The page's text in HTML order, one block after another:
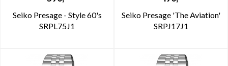
Seiko Presage - Style 60's
SRPL75J1
Seiko Presage 'The Aviation'
SRPJ17J1